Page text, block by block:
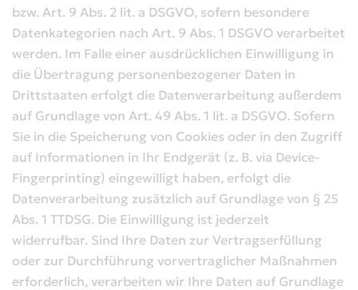
bzw. Art. 9 Abs. 2 lit. a DSGVO, sofern besondere
Datenkategorien nach Art. 9 Abs. 1 DSGVO verarbeitet
werden. Im Falle einer ausdrücklichen Einwilligung in
die Übertragung personenbezogener Daten in
Drittstaaten erfolgt die Datenverarbeitung außerdem
auf Grundlage von Art. 49 Abs. 1 lit. a DSGVO. Sofern
Sie in die Speicherung von Cookies oder in den Zugriff
auf Informationen in Ihr Endgerät (z. B. via Device-
Fingerprinting) eingewilligt haben, erfolgt die
Datenverarbeitung zusätzlich auf Grundlage von § 25
Abs. 1 TTDSG. Die Einwilligung ist jederzeit
widerrufbar. Sind Ihre Daten zur Vertragserfüllung
oder zur Durchführung vorvertraglicher Maßnahmen
erforderlich, verarbeiten wir Ihre Daten auf Grundlage